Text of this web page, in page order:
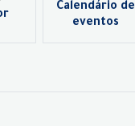
Calendário de
eventos